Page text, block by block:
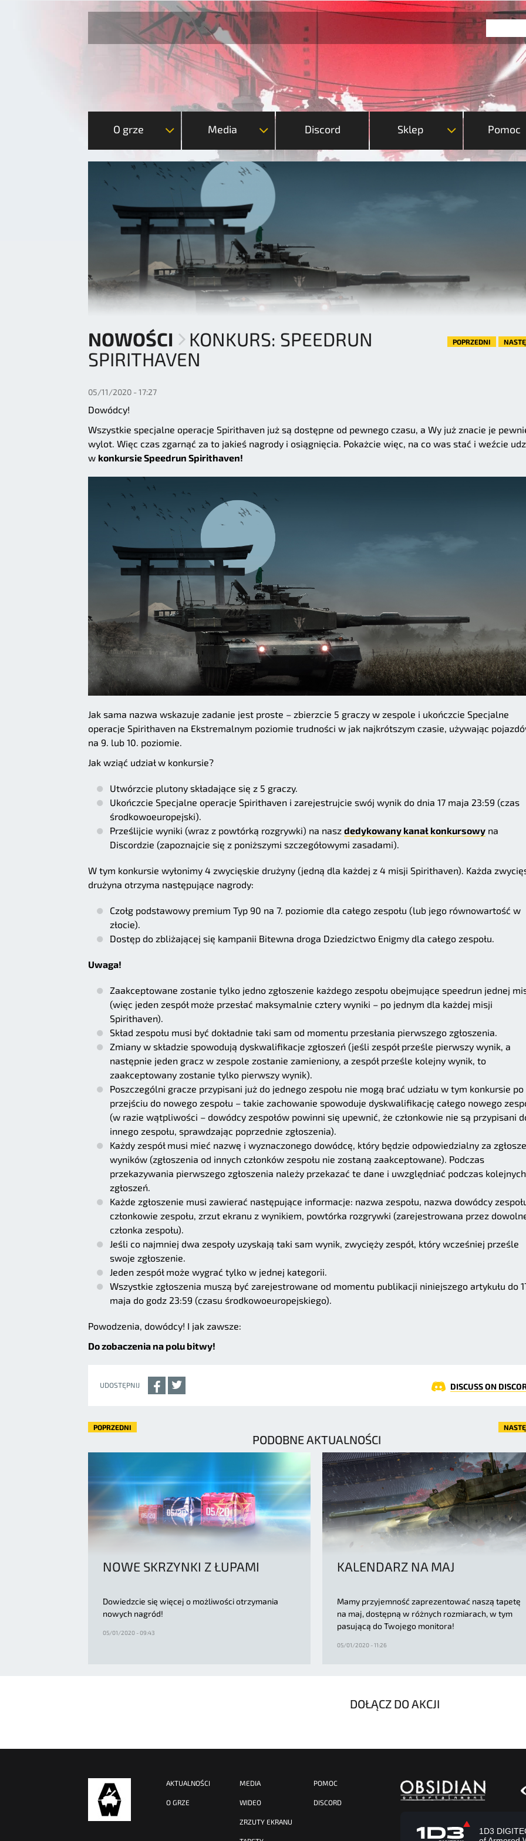
O grze Media Discord Sklep Pomoc
NOWOŚCI
KONKURS: SPEEDRUN
SPIRITHAVEN
POPRZEDNI
05/11/2020 - 17:27
Dowódcy!
Wszystkie specjalne operacje Spirithaven już są dostępne od pewnego czasu, a Wy już znacie je
wylot. Więc czas zgarnąć za to jakieś nagrody i osiągnięcia. Pokażcie więc, na co was stać i weźcie
w konkursie Speedrun Spirithaven!
Jak sama nazwa wskazuje zadanie jest proste – zbierzcie 5 graczy w zespole i ukończcie Specjalne
operacje Spirithaven na Ekstremalnym poziomie trudności w jak najkrótszym czasie, używając
na 9. lub 10. poziomie.
Jak wziąć udział w konkursie?
Utwórzcie plutony składające się z 5 graczy.
Ukończcie Specjalne operacje Spirithaven i zarejestrujcie swój wynik do dnia 17 maja 23:59 (czas
środkowoeuropejski).
Prześlijcie wyniki (wraz z powtórką rozgrywki) na nasz dedykowany kanał konkursowy na
Discordzie (zapoznajcie się z poniższymi szczegółowymi zasadami).
W tym konkursie wyłonimy 4 zwycięskie drużyny (jedną dla każdej z 4 misji Spirithaven). Każda
drużyna otrzyma następujące nagrody:
Czołg podstawowy premium Typ 90 na 7. poziomie dla całego zespołu (lub jego równowartość w
złocie).
Dostęp do zbliżającej się kampanii Bitewna droga Dziedzictwo Enigmy dla całego zespołu.
Uwaga!
Zaakceptowane zostanie tylko jedno zgłoszenie każdego zespołu obejmujące speedrun jednej
(więc jeden zespół może przesłać maksymalnie cztery wyniki – po jednym dla każdej misji
Spirithaven).
Skład zespołu musi być dokładnie taki sam od momentu przesłania pierwszego zgłoszenia.
Zmiany w składzie spowodują dyskwalifikacje zgłoszeń (jeśli zespół prześle pierwszy wynik, a
następnie jeden gracz w zespole zostanie zamieniony, a zespół prześle kolejny wynik, to
zaakceptowany zostanie tylko pierwszy wynik).
Poszczególni gracze przypisani już do jednego zespołu nie mogą brać udziału w tym konkursie po
przejściu do nowego zespołu – takie zachowanie spowoduje dyskwalifikację całego nowego
(w razie wątpliwości – dowódcy zespołów powinni się upewnić, że członkowie nie są przypisani
innego zespołu, sprawdzając poprzednie zgłoszenia).
Każdy zespół musi mieć nazwę i wyznaczonego dowódcę, który będzie odpowiedzialny za
wyników (zgłoszenia od innych członków zespołu nie zostaną zaakceptowane). Podczas
przekazywania pierwszego zgłoszenia należy przekazać te dane i uwzględniać podczas kolejnych
zgłoszeń.
Każde zgłoszenie musi zawierać następujące informacje: nazwa zespołu, nazwa dowódcy
członkowie zespołu, zrzut ekranu z wynikiem, powtórka rozgrywki (zarejestrowana przez
członka zespołu).
Jeśli co najmniej dwa zespoły uzyskają taki sam wynik, zwycięży zespół, który wcześniej prześle
swoje zgłoszenie.
Jeden zespół może wygrać tylko w jednej kategorii.
Wszystkie zgłoszenia muszą być zarejestrowane od momentu publikacji niniejszego artykułu do
maja do godz 23:59 (czasu środkowoeuropejskiego).
Powodzenia, dowódcy! I jak zawsze:
Do zobaczenia na polu bitwy!
UDOSTĘPNIJ DISCUSS ON
POPRZEDNI
PODOBNE AKTUALNOŚCI
NOWE SKRZYNKI Z ŁUPAMI
Dowiedzcie się więcej o możliwości otrzymania
nowych nagród!
05/01/2020 - 09:43
KALENDARZ NA MAJ
Mamy przyjemność zaprezentować naszą tapetę
na maj, dostępną w różnych rozmiarach, w tym
pasującą do Twojego monitora!
05/01/2020 - 11:26
DOŁĄCZ DO AKCJI
AKTUALNOŚCI
O GRZE
MEDIA
WIDEO
ZRZUTY EKRANU
POMOC
DISCORD
1D3